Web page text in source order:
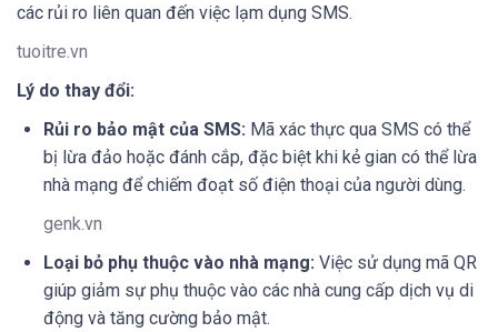
các rủi ro liên quan đến việc lạm dụng SMS.
tuoitre.vn
Lý do thay đổi:
Rủi ro bảo mật của SMS: Mã xác thực qua SMS có thể
bị lừa đảo hoặc đánh cắp, đặc biệt khi kẻ gian có thể lừa
nhà mạng để chiếm đoạt số điện thoại của người dùng.
genk.vn
Loại bỏ phụ thuộc vào nhà mạng: Việc sử dụng mã QR
giúp giảm sự phụ thuộc vào các nhà cung cấp dịch vụ di
động và tăng cường bảo mật.